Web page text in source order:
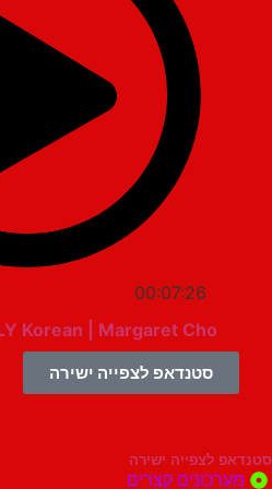
00:07:26
REALLY Korean | Margaret Cho
סטנדאפ לצפייה ישירה
ישירה
קצרים